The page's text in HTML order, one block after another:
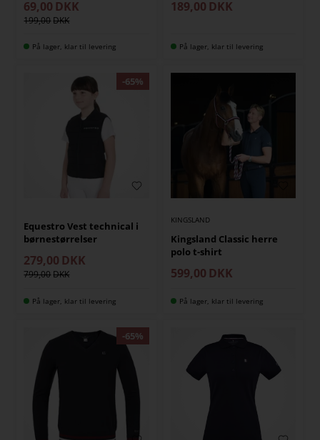
69,00 DKK
199,00
På lager, klar til levering
189,00 DKK
På lager, klar til levering
Equestro Vest technical i
børnestørrelser
279,00 DKK
799,00
På lager, klar til levering
KINGSLAND
Kingsland Classic herre
polo t-shirt
599,00 DKK
På lager, klar til levering